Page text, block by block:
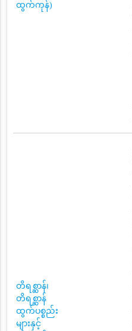
ထွက်ကုန်)
တိရစ္ဆာန်၊
တိရစ္ဆာန်
ထွက်ပစ္စည်း
များနှင့်